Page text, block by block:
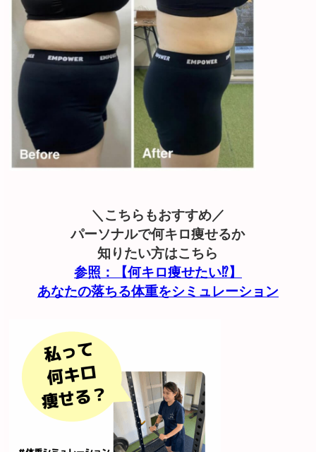
＼こちらもおすすめ／
パーソナルで何キロ痩せるか
知りたい方はこちら
参照：【何キロ痩せたい⁉︎】
あなたの落ちる体重をシミュレーション